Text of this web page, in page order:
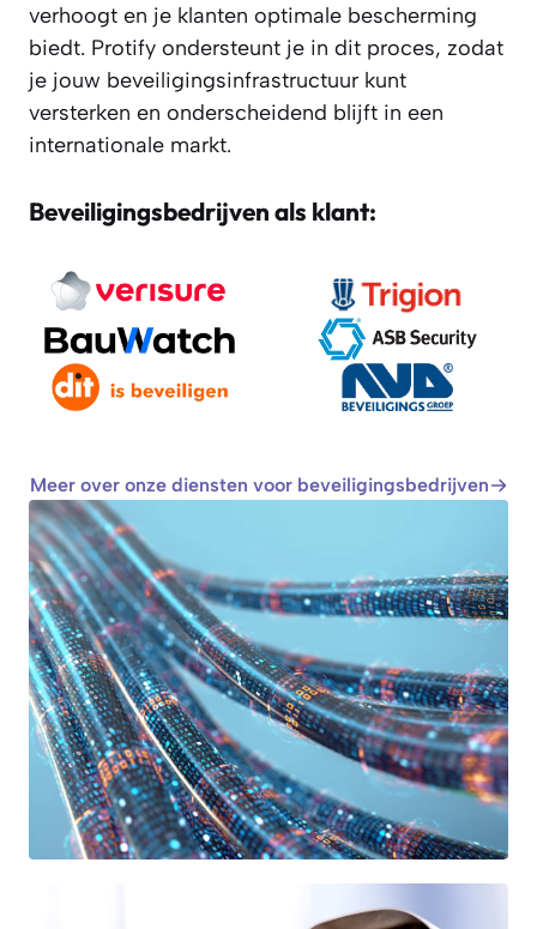
verhoogt en je klanten optimale bescherming
biedt. Protify ondersteunt je in dit proces, zodat
je jouw beveiligingsinfrastructuur kunt
versterken en onderscheidend blijft in een
internationale markt.
Beveiligingsbedrijven als klant:
Meer over onze diensten voor beveiligingsbedrijven